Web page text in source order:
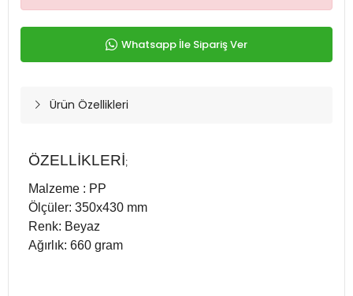
Whatsapp İle Sipariş Ver
Ürün Özellikleri
ÖZELLİKLERİ;
Malzeme : PP
Ölçüler: 350x430 mm
Renk: Beyaz
Ağırlık: 660 gram